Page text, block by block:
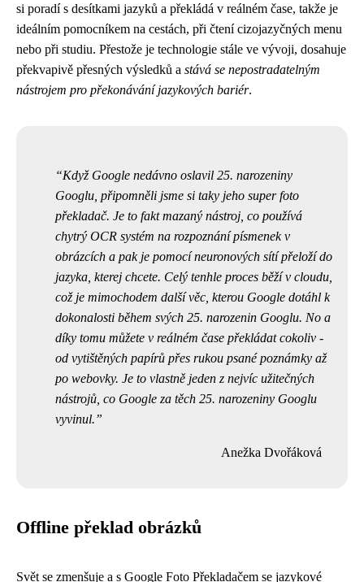
si poradí s desítkami jazyků a překládá v reálném čase, takže je
ideálním pomocníkem na cestách, při čtení cizojazyčných menu
nebo při studiu. Přestože je technologie stále ve vývoji, dosahuje
překvapivě přesných výsledků a stává se nepostradatelným
nástrojem pro překonávání jazykových bariér.
Když Google nedávno oslavil 25. narozeniny
Googlu , připomněli jsme si taky jeho super foto
překladač. Je to fakt mazaný nástroj, co používá
chytrý OCR systém na rozpoznání písmenek v
obrázcích a pak je pomocí neuronových sítí přeloží do
jazyka, kterej chcete. Celý tenhle proces běží v cloudu,
což je mimochodem další věc, kterou Google dotáhl k
dokonalosti během svých 25. narozenin Googlu. No a
díky tomu můžete v reálném čase překládat cokoliv -
od vytištěných papírů přes rukou psané poznámky až
po webovky. Je to vlastně jeden z nejvíc užitečných
nástrojů, co Google za těch 25. narozeniny Googlu
vyvinul.
Anežka Dvořáková
Offline překlad obrázků
Svět se zmenšuje a s Google Foto Překladačem se jazykové